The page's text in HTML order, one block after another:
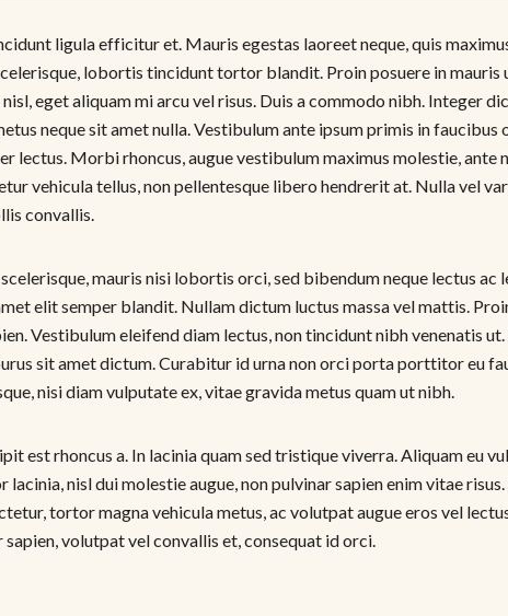
ligula efficitur et. Mauris egestas laoreet neque, quis
lobortis tincidunt tortor blandit. Proin posuere in mauris
eget aliquam mi arcu vel risus. Duis a commodo nibh. Integer
neque sit amet nulla. Vestibulum ante ipsum primis in
lectus. Morbi rhoncus, augue vestibulum maximus molestie,
vehicula tellus, non pellentesque libero hendrerit at. Nulla vel
convallis.
mauris nisi lobortis orci, sed bibendum neque lectus
elit semper blandit. Nullam dictum luctus massa vel mattis.
Vestibulum eleifend diam lectus, non tincidunt nibh venenatis
sit amet dictum. Curabitur id urna non orci porta porttitor eu
nisi diam vulputate ex, vitae gravida metus quam ut nibh.
est rhoncus a. In lacinia quam sed tristique viverra. Aliquam eu
lacinia, nisl dui molestie augue, non pulvinar sapien enim vitae
tortor magna vehicula metus, ac volutpat augue eros vel
volutpat vel convallis et, consequat id orci.